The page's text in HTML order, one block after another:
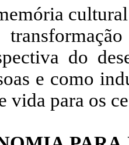
do
e como
vida para os